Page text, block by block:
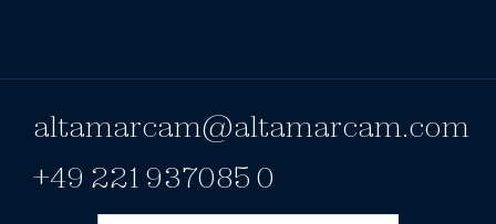
altamarcam@altamarcam.com
+49 221 937085 0